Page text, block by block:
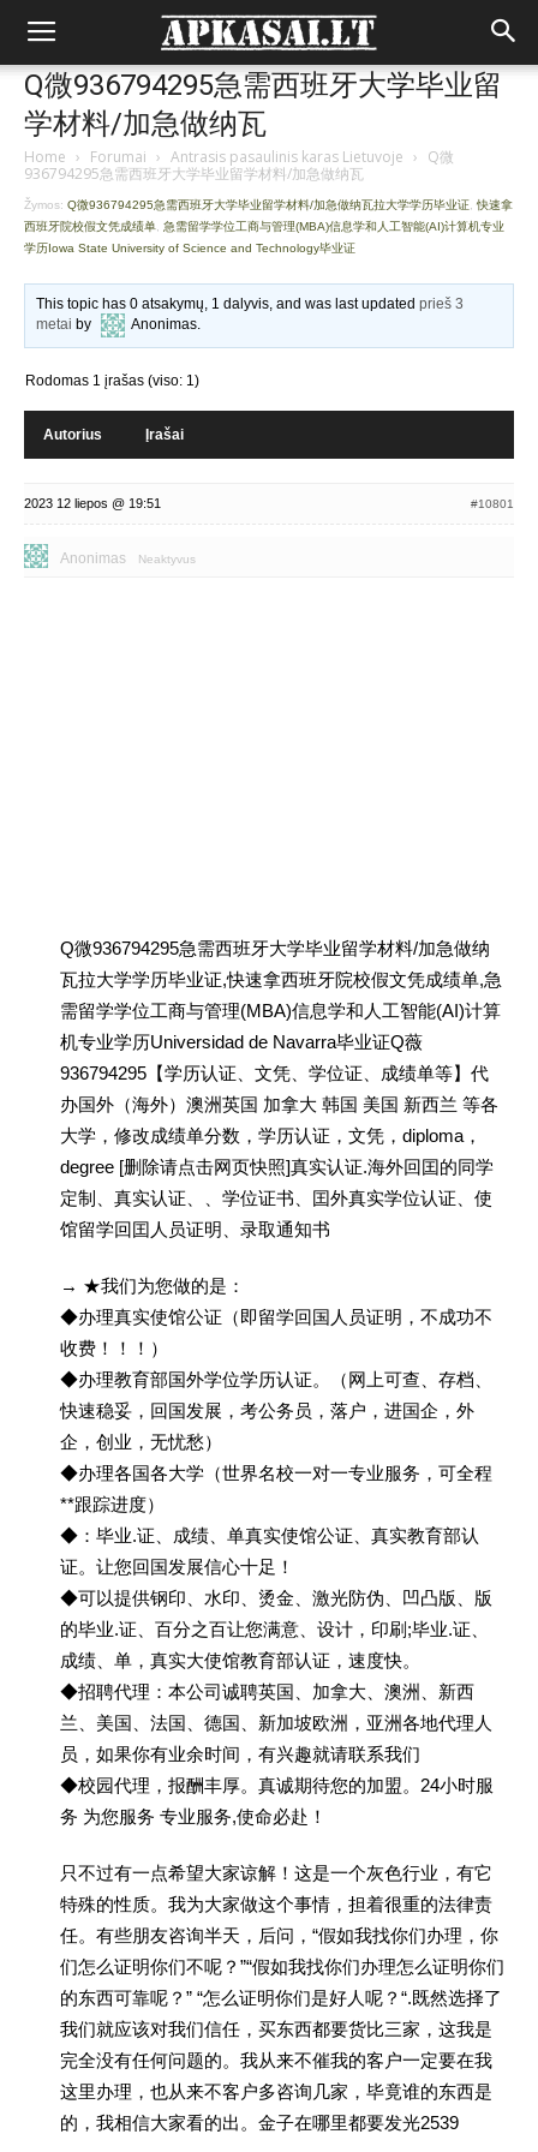
Q微936794295急需西班牙大学毕业留
学材料/加急做纳瓦
Home › Forumai › Antrasis pasaulinis karas Lietuvoje › Q微
936794295急需西班牙大学毕业留学材料/加急做纳瓦
Žymos: Q微936794295急需西班牙大学毕业留学材料/加急做纳瓦拉大学学历毕业证 快速拿
西班牙院校假文凭成绩单 急需留学学位工商与管理(MBA)信息学和人工智能(AI)计算机专业
学历Iowa State University of Science and Technology毕业证
This topic has 0 atsakymų, 1 dalyvis, and was last updatedprieš 3
metai by Anonimas.
Rodomas 1 įrašas (viso: 1)
Autorius Įrašai
2023 12 liepos @ 19:51 #10801
Anonimas Neaktyvus
Q微936794295急需西班牙大学毕业留学材料/加急做纳
瓦拉大学学历毕业证,快速拿西班牙院校假文凭成绩单,急
需留学学位工商与管理(MBA)信息学和人工智能(AI)计算
机专业学历Universidad de Navarra毕业证Q薇
936794295【学历认证、文凭、学位证、成绩单等】代
办国外（海外）澳洲英国 加拿大 韩国 美国 新西兰 等各
大学，修改成绩单分数，学历认证，文凭，diploma，
degree [删除请点击网页快照]真实认证.海外回囯的同学
定制、真实认证、、学位证书、囯外真实学位认证、使
馆留学回囯人员证明、录取通知书
→ ★我们为您做的是：
◆办理真实使馆公证（即留学回国人员证明，不成功不
收费！！！）
◆办理教育部国外学位学历认证。（网上可查、存档、
快速稳妥，回国发展，考公务员，落户，进国企，外
企，创业，无忧愁）
◆办理各国各大学（世界名校一对一专业服务，可全程
**跟踪进度）
◆：毕业.证、成绩、单真实使馆公证、真实教育部认
证。让您回国发展信心十足！
◆可以提供钢印、水印、烫金、激光防伪、凹凸版、版
的毕业.证、百分之百让您满意、设计，印刷;毕业.证、
成绩、单，真实大使馆教育部认证，速度快。
◆招聘代理：本公司诚聘英国、加拿大、澳洲、新西
兰、美国、法国、德国、新加坡欧洲，亚洲各地代理人
员，如果你有业余时间，有兴趣就请联系我们
◆校园代理，报酬丰厚。真诚期待您的加盟。24小时服
务 为您服务 专业服务,使命必赴！
只不过有一点希望大家谅解！这是一个灰色行业，有它
特殊的性质。我为大家做这个事情，担着很重的法律责
任。有些朋友咨询半天，后问，“假如我找你们办理，你
们怎么证明你们不呢？”“假如我找你们办理怎么证明你们
的东西可靠呢？” “怎么证明你们是好人呢？“.既然选择了
我们就应该对我们信任，买东西都要货比三家，这我是
完全没有任何问题的。我从来不催我的客户一定要在我
这里办理，也从来不客户多咨询几家，毕竟谁的东西是
的，我相信大家看的出。金子在哪里都要发光2539